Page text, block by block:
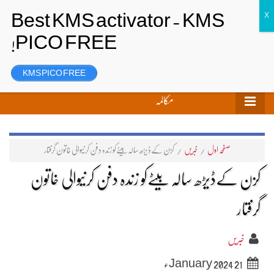
رجسٹر
مکالمہ
صفحہ اول / خبریں / کزن کےڈیڑھ سالہ بیٹےکو زندہ دفن کرنیوالی خاتون گرفتار
کزن کےڈیڑھ سالہ بیٹےکو زندہ دفن کرنیوالی خاتون
گرفتار
خبریں
21 January 2024ء
KMS PICO FREE